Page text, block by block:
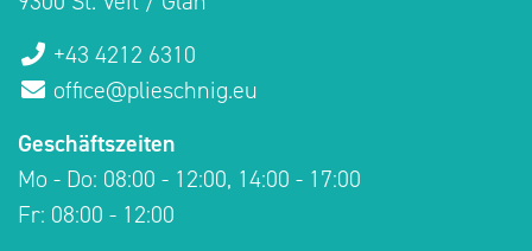
+43 4212 6310
office@plieschnig.eu
Geschäftszeiten
Mo - Do: 08:00 - 12:00, 14:00 - 17:00
Fr: 08:00 - 12:00